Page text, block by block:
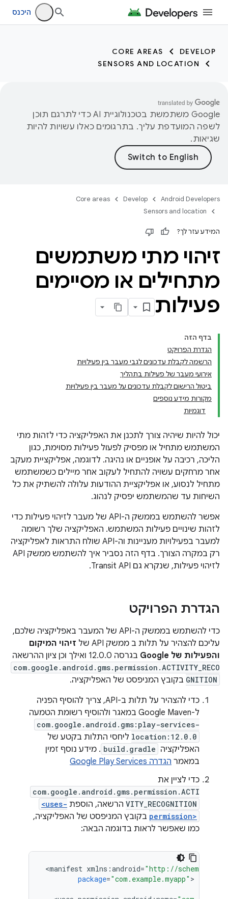
היכנס
DEVELOP
CORE AREAS
SENSORS AND LOCATION
‫Google משתמשת בטכנולוגיית AI כדי לתרגם תוכן
לשפה המועדפת עליך. בתרגומים כאלו עשויות להיות
שגיאות.
Android Developers
Develop
Core areas
Sensors and location
המידע עזר לך?
זיהוי מתי משתמשים
מתחילים או מסיימים
פעילות
בדף הזה
הגדרת הפרויקט
הרשמה לקבלת עדכונים לגבי מעבר בין פעילויות
אירועי מעבר של פעילות בתהליך
ביטול הרישום לקבלת עדכונים על מעבר בין פעילויות
מקורות מידע נוספים
דוגמיות
יכול להיות שיהיה צורך לתכנן את האפליקציה כדי לזהות מתי
המשתמש מתחיל או מפסיק לפעול פעילות מסוימת, כגון
הליכה, רכיבה על אופניים או נהיגה. לדוגמה, אפליקציית מעקב
אחר מרחקים עשויה להתחיל לעקוב אחר מיילים כשמשתמש
מתחיל לנסוע, או אפליקציית ההודעות עלולה להשתיק את כל
השיחות עד שהמשתמש יפסיק לנהוג.
אפשר להשתמש בממשק ה-API של מעבר לזיהוי פעילות כדי
לזהות שינויים פעילות המשתמש. האפליקציה שלך רשומה
למעבר בפעילויות מעניינות וה-API שולח התראות לאפליקציה
רק במקרה הצורך. בדף הזה נסביר איך להשתמש ממשק API
לזיהוי פעילות, שנקרא גם Transit API.
הגדרת הפרויקט
כדי להשתמש בממשק ה-API של המעבר באפליקציה שלכם,
עליכם להצהיר על תלות ב ממשק API של
זיהוי המיקום
והפעילות של Google
בגרסה 12.0.0 ואילך וכן ציון ההרשאה
com.google.android.gms.permission.ACTIVITY_RECO
GNITION בקובץ המניפסט של האפליקציה.
כדי להצהיר על תלות ב-API, צריך להוסיף הפניה
ל-Google Maven במאגר ולהוסיף רשומת הטמעה
com.google.android.gms:play-services-
location:12.0.0 ליחסי התלות בקטע של
האפליקציה build.gradle . מידע נוסף זמין
במאמר הגדרה Google Play Services
כדי לציין את
com.google.android.gms.permission.ACTI
VITY_RECOGNITION הרשאה, הוספת <uses-
permission> בקובץ המניפסט של האפליקציה,
כמו שאפשר לראות בדוגמה הבאה:
<manifest xmlns :android="http://
package="com.example.myapp" >